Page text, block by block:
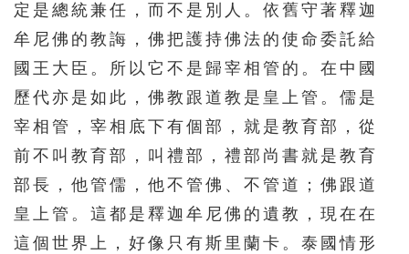
定是總統兼任，而不是別人。依舊守著釋迦
牟尼佛的教誨，佛把護持佛法的使命委託給
國王大臣。所以它不是歸宰相管的。在中國
歷代亦是如此，佛教跟道教是皇上管。儒是
宰相管，宰相底下有個部，就是教育部，從
前不叫教育部，叫禮部，禮部尚書就是教育
部長，他管儒，他不管佛、不管道；佛跟道
皇上管。這都是釋迦牟尼佛的遺教，現在在
這個世界上，好像只有斯里蘭卡。泰國情形